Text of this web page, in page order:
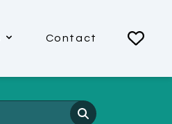
Contact